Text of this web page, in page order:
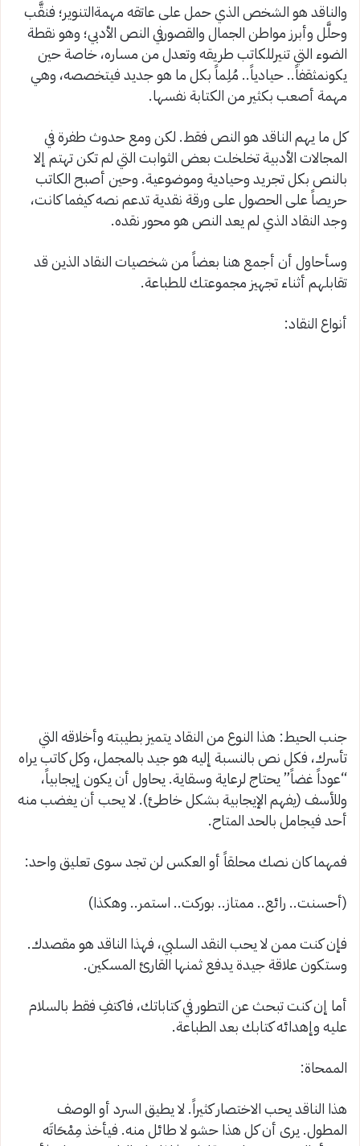
والناقدهوالشخصالذيحملعلىعاتقهمهمةالتنوير؛ فنقَّب
وحلَّلوأبرز مواطنالجمالوالقصورفيالنصالأدبي؛ وهونقطة
الضوء التيتنيرللكاتبطريقهوتعدلمنمساره،خاصةحين
يكونمثقفاً..حيادياً.. مُلِماًبكلما هوجديدفيتخصصه، وهي
مهمةأصعببكثير منالكتابة نفسها.
كلما يهمالناقدهو النص فقط. لكن ومع حدوث طفرة في
المجالات الأدبية تخلخلت بعض الثوابت التي لم تكن تهتم إلا
بالنص بكل تجريد وحيادية وموضوعية. وحين أصبح الكاتب
حريصاً على الحصول على ورقة نقدية تدعم نصه كيفما كانت،
وجد النقاد الذي لم يعد النص هو محور نقده.
وسأحاول أن أجمع هنا بعضاً من شخصيات النقاد الذين قد
تقابلهم أثناء تجهيز مجموعتك للطباعة.
أنواعالنقاد:
جنب الحيط: هذا النوع من النقاد يتميز بطيبته وأخلاقه التي
تأسرك، فكل نص بالنسبة إليه هو جيدبالمجمل، وكل كاتب يراه
“عوداً غضاً” يحتاج لرعاية وسقاية. يحاول أن يكون إيجابياً،
وللأسف (يفهم الإيجابية بشكل خاطئ). لا يحب أن يغضب منه
أحد فيجامل بالحد المتاح.
فمهما كان نصك محلقاً أو العكس لن تجد سوى تعليق واحد:
(أحسنت.. رائع.. ممتاز.. بوركت.. استمر.. وهكذا)
فإن كنت ممن لا يحب النقد السلبي، فهذا الناقد هو مقصدك.
وستكون علاقة جيدة يدفع ثمنها القارئ المسكين.
أما إن كنت تبحث عن التطور في كتاباتك، فاكتفِ فقط بالسلام
عليه وإهدائه كتابك بعد الطباعة.
الممحاة:
هذا الناقد يحب الاختصار كثيراً. لا يطيق السرد أو الوصف
المطول. يرى أن كل هذا حشو لا طائل منه. فيأخذ مِمْحَاتَه